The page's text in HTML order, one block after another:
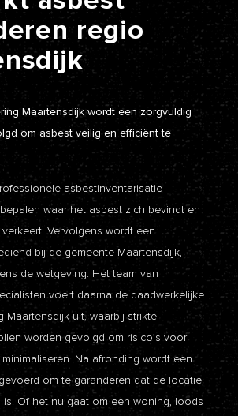
regio
Maartensdijk wordt een zorgvuldig
om asbest veilig en efficiënt te
asbestinventarisatie
waar het asbest zich bevindt en
Vervolgens wordt een
bij de gemeente Maartensdijk,
de wetgeving. Het team van
voert daarna de daadwerkelijke
Maartensdijk uit, waarbij strikte
worden gevolgd om risico’s voor
Na afronding wordt een
om te garanderen dat de locatie
is. Of het nu gaat om een woning, loods